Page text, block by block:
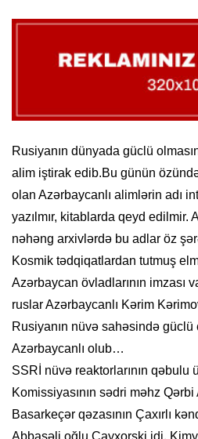
Rusiyanın dünyada güclü
alim iştirak edib.Bu günün
olan Azərbaycanlı alimlərin adı
yazılmır, kitablarda qeyd edilmir.
nəhəng arxivlərdə bu adlar öz
Kosmik tədqiqatlardan tutmuş
Azərbaycan övladlarının imzası
ruslar Azərbaycanlı Kərim
Rusiyanın nüvə sahəsində
Azərbaycanlı olub…
SSRİ nüvə reaktorlarının qəbulu
Komissiyasının sədri məhz Qərbi
Basarkeçər qəzasının Çaxırlı